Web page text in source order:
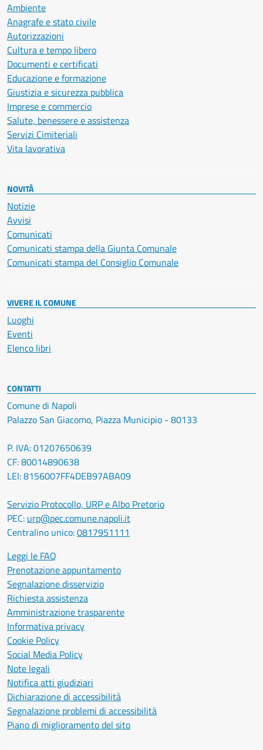
Ambiente
Anagrafe e stato civile
Autorizzazioni
Cultura e tempo libero
Documenti e certificati
Educazione e formazione
Giustizia e sicurezza pubblica
Imprese e commercio
Salute, benessere e assistenza
Servizi Cimiteriali
Vita lavorativa
NOVITÀ
Notizie
Avvisi
Comunicati
Comunicati stampa della Giunta Comunale
Comunicati stampa del Consiglio Comunale
VIVERE IL COMUNE
Luoghi
Eventi
Elenco libri
CONTATTI
Comune di Napoli
Palazzo San Giacomo, Piazza Municipio - 80133
P. IVA: 01207650639
CF: 80014890638
LEI: 8156007FF4DEB97ABA09
Servizio Protocollo, URP e Albo Pretorio
PEC: urp@pec.comune.napoli.it
Centralino unico:0817951111
Leggi le FAQ
Prenotazione appuntamento
Segnalazione disservizio
Richiesta assistenza
Amministrazione trasparente
Informativa privacy
Cookie Policy
Social Media Policy
Note legali
Notifica atti giudiziari
Dichiarazione di accessibilità
Segnalazione problemi di accessibilità
Piano di miglioramento del sito